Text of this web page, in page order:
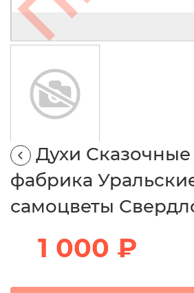
Духи
фабрика
самоцветы
1 000 ₽